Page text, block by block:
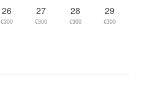
26
€300
27
€300
28
€300
29
€300